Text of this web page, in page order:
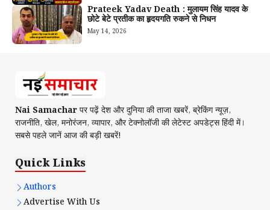
Prateek Yadav Death : मुलायम सिंह यादव के
छोटे बेटे प्रतीक का हृदयगति रुकने से निधन
May 14, 2026
Nai Samacharपर पढ़ें देश और दुनिया की ताजा खबरें, ब्रेकिंग न्यूज़,
राजनीति, खेल, मनोरंजन, व्यापार, और टेक्नोलॉजी की लेटेस्ट अपडेट्स हिंदी में।
सबसे पहले जानें आज की बड़ी खबरें!
Quick Links
Authors
Advertise With Us